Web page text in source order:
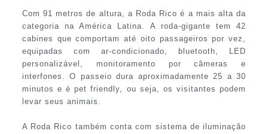
Com 91 metros de altura, a Roda Rico é a mais alta da
categoria na América Latina. A roda-gigante tem 42
cabines que comportam até oito passageiros por vez,
equipadas com ar-condicionado, bluetooth, LED
personalizável, monitoramento por câmeras e
interfones. O passeio dura aproximadamente 25 a 30
minutos e é pet friendly, ou seja, os visitantes podem
levar seus animais.
A Roda Rico também conta com sistema de iluminação